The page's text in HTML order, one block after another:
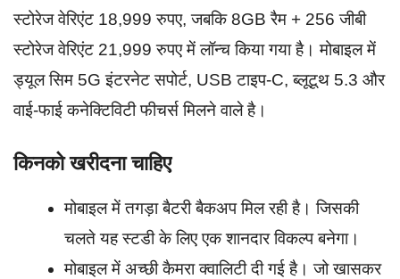
स्टोरेज वेरिएंट 18,999 रुपए, जबकि 8GB रैम + 256 जीबी
स्टोरेज वेरिएंट 21,999 रुपए में लॉन्च किया गया है। मोबाइल में
ड्यूल सिम 5G इंटरनेट सपोर्ट, USB टाइप-C, ब्लूटूथ 5.3 और
वाई-फाई कनेक्टिविटी फीचर्स मिलने वाले है।
किनको खरीदना चाहिए
मोबाइल में तगड़ा बैटरी बैकअप मिल रही है। जिसकी
चलते यह स्टडी के लिए एक शानदार विकल्प बनेगा।
मोबाइल में अच्छी कैमरा क्वालिटी दी गई है। जो खासकर